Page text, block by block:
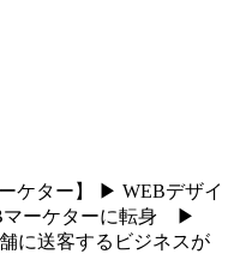
ケター】 ▶︎ WEBデザイ
マーケターに転身 ▶︎
に送客するビジネスが